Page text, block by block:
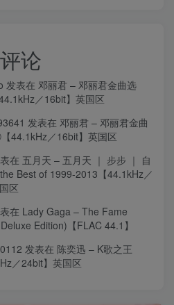
论
发表在 邓丽君 – 邓丽君金曲选
／16bit】英国区
发表在 邓丽君 – 邓丽君金曲
44.1kHz／16bit】英国区
在 五月天 – 五月天 ｜ 步步 ｜ 自
Best of 1999-2013【44.1kHz／
区
在 Lady Gaga – The Fame
Edition)【FLAC 44.1】
发表在 陈奕迅 – K歌之王
／24bit】英国区